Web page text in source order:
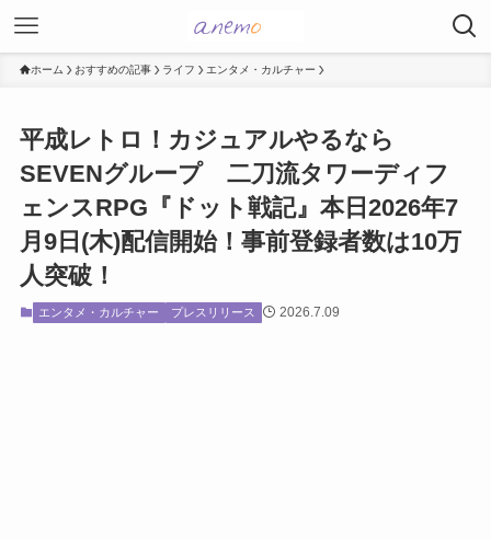
ホーム おすすめの記事 ライフ エンタメ・カルチャー
平成レトロ！カジュアルやるなら
SEVENグループ 二刀流タワーディフ
ェンスRPG『ドット戦記』本日2026年7
月9日(木)配信開始！事前登録者数は10万
人突破！
エンタメ・カルチャー プレスリリース 2026.7.09